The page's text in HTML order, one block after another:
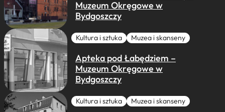
Muzeum Okręgowe w
Bydgoszczy
Kultura i sztuka Muzea i skanseny
Apteka pod Łabędziem –
Muzeum Okręgowe w
Bydgoszczy
Kultura i sztuka Muzea i skanseny